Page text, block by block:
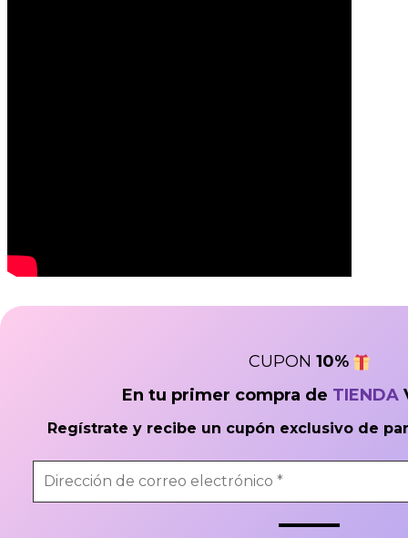
CUPON 10%
En tu primer compra de TIENDA
Regístrate y recibe un cupón exclusivo de